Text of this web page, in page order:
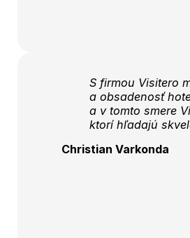
S firmou Visitero
a obsadenosť
a v tomto smere
ktorí hľadajú
Christian Varkonda